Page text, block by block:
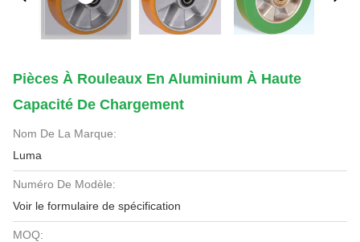
Pièces À Rouleaux En Aluminium À Haute
Capacité De Chargement
Nom De La Marque:
Luma
Numéro De Modèle:
Voir le formulaire de spécification
MOQ: